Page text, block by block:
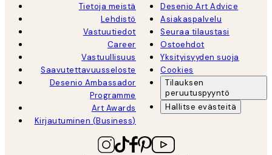
Tietoja meistä
Lehdistö
Vastuutiedot
Career
Vastuullisuus
Saavutettavuusseloste
Desenio Ambassador
Programme
Art Awards
Kirjautuminen (Business)
Desenio Art Advice
Asiakaspalvelu
Seuraa tilaustasi
Ostoehdot
Yksityisyyden suoja
Cookies
Tilauksen
peruutuspyyntö
Hallitse evästeitä